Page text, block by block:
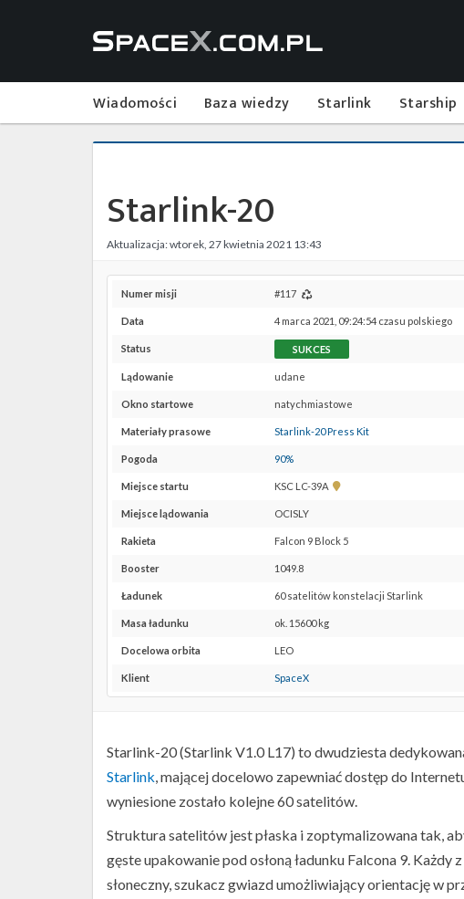
Wiadomości Baza wiedzy Starlink Starship
Starlink-20
Aktualizacja: wtorek, 27 kwietnia 2021 13:43
Numer misji #117
Data 4 marca 2021, 09:24:54 czasu polskiego
Status SUKCES
Lądowanie udane
Okno startowe natychmiastowe
Materiały prasowe Starlink-20 Press Kit
Pogoda 90%
Miejsce startu KSC LC-39A
Pokaż
LC-
Maps
Miejsce lądowania OCISLY
Rakieta Falcon 9 Block 5
Booster 1049.8
Ładunek 60 satelitów konstelacji Starlink
Masa ładunku ok. 15600 kg
Docelowa orbita LEO
Klient SpaceX
Starlink-20 (Starlink V1.0 L17) to dwudziesta
Starlink, mającej docelowo zapewniać dostęp do
wyniesione zostało kolejne 60 satelitów.
Struktura satelitów jest płaska i zoptymalizowana tak,
gęste upakowanie pod osłoną ładunku Falcona 9.
słoneczny, szukacz gwiazd umożliwiający orientację w